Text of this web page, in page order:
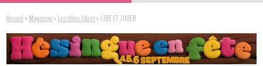
Accueil » Magazine» Les idées libres» LIRE ET JOUER